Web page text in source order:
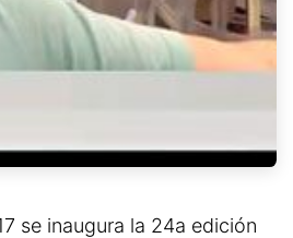
se inaugura la 24a edición